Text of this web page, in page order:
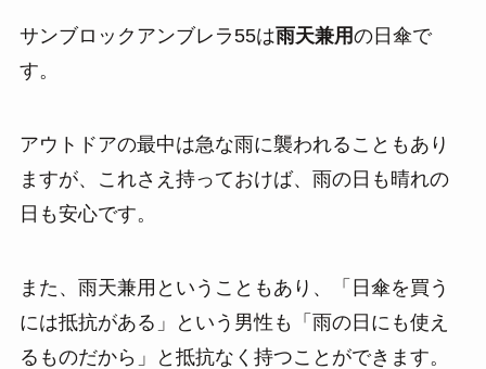
サンブロックアンブレラ55は雨天兼用の日傘で
す。
アウトドアの最中は急な雨に襲われることもあり
ますが、これさえ持っておけば、雨の日も晴れの
日も安心です。
また、雨天兼用ということもあり、「日傘を買う
には抵抗がある」という男性も「雨の日にも使え
るものだから」と抵抗なく持つことができます。